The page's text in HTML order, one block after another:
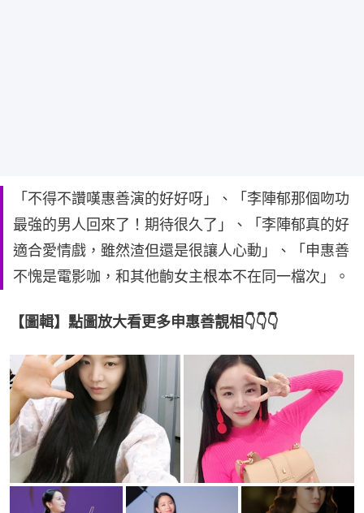
「不得不讚嘆惠善演的好好呀」、「李陣郁那個吻功
最強的男人回來了！期待很久了」、「李陣郁真的好
適合愛情戲，雖然渣但還是很讓人心動」、「申惠善
不愧是電影咖，和其他齣女主根本不在同一檔次」。
【圖輯】點圖放大看更多申惠善靚相👇👇👇